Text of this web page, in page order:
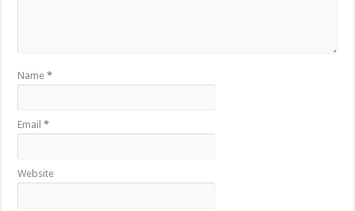
Name*
Email*
Website